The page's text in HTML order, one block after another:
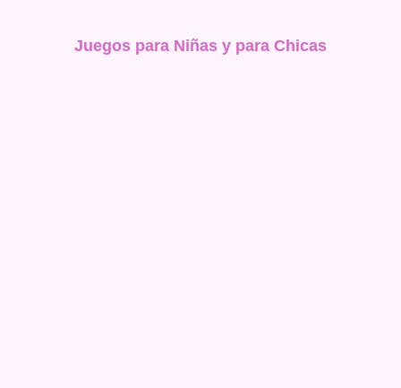
Juegos para Niñas y para Chicas